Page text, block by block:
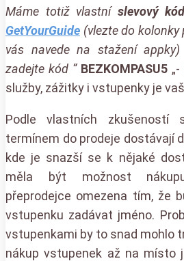
Máme totiž vlastní slevový
GetYourGuide (vlezte do
vás navede na stažení
zadejte kód “ BEZKOMPASU5
služby, zážitky i vstupenky je
Podle vlastních
termínem do prodeje dostávají
kde je snazší se k nějaké
měla být možnost
přeprodejce omezena tím, že
vstupenku zadávat jméno.
vstupenkami by to snad mohlo
nákup vstupenek až na místo